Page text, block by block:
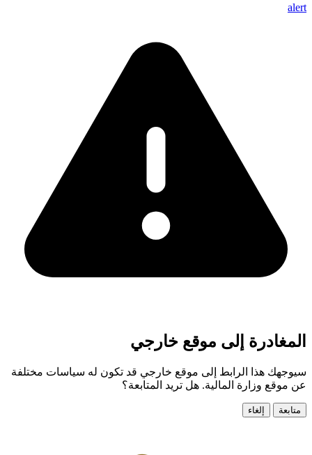
alert
المغادرة إلى موقع خارجي
سيوجهك هذا الرابط إلى موقع خارجي قد تكون له سياسات مختلفة
عن موقع وزارة المالية. هل تريد المتابعة؟
متابعة إلغاء